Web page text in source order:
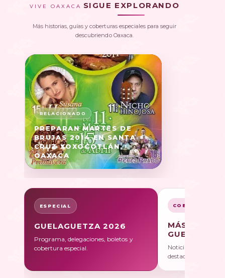
VIVE OAXACA SIGUE EXPLORANDO
Más historias, guías y coberturas especiales para seguir
descubriendo Oaxaca.
PREPARAN MARTES DE
BRUJAS 2014 EN SANTA
CRUZ XOXOCOTLÁN,
OAXACA
ESPECIAL
GUELAGUETZA 2026
Programa, delegaciones, boletos y
cobertura especial.
COBERTURA
MÁS SOBRE
Noticias, galerías y
destacadas.